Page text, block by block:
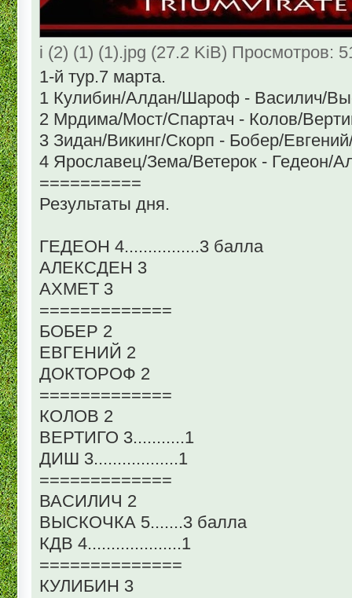
i (2) (1) (1).jpg (27.2 KiB) Просмотров:
1-й тур.7 марта.
1 Кулибин/Алдан/Шароф - Василич/
2 Мрдима/Мост/Спартач - Колов/
3 Зидан/Викинг/Скорп - Бобер/
4 Ярославец/Зема/Ветерок - Гедеон/
==========
Результаты дня.
ГЕДЕОН 4................3 балла
АЛЕКСДЕН 3
АХМЕТ 3
=============
БОБЕР 2
ЕВГЕНИЙ 2
ДОКТОРОФ 2
=============
КОЛОВ 2
ВЕРТИГО 3...........1
ДИШ 3..................1
=============
ВАСИЛИЧ 2
ВЫСКОЧКА 5.......3 балла
КДВ 4....................1
==============
КУЛИБИН 3